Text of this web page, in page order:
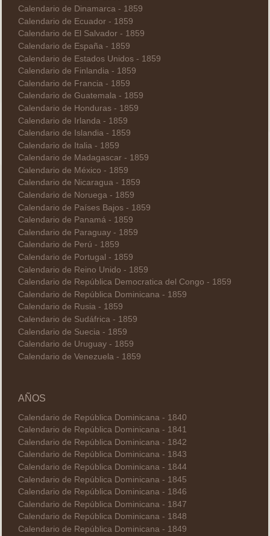
Calendario de Dinamarca - 1859
Calendario de Ecuador - 1859
Calendario de El Salvador - 1859
Calendario de España - 1859
Calendario de Estados Unidos - 1859
Calendario de Finlandia - 1859
Calendario de Francia - 1859
Calendario de Guatemala - 1859
Calendario de Honduras - 1859
Calendario de Irlanda - 1859
Calendario de Islandia - 1859
Calendario de Italia - 1859
Calendario de Madagascar - 1859
Calendario de México - 1859
Calendario de Nicaragua - 1859
Calendario de Noruega - 1859
Calendario de Países Bajos - 1859
Calendario de Panamá - 1859
Calendario de Paraguay - 1859
Calendario de Perú - 1859
Calendario de Portugal - 1859
Calendario de Reino Unido - 1859
Calendario de República Democratica del Congo - 1859
Calendario de República Dominicana - 1859
Calendario de Rusia - 1859
Calendario de Sudáfrica - 1859
Calendario de Suecia - 1859
Calendario de Uruguay - 1859
Calendario de Venezuela - 1859
AÑOS
Calendario de República Dominicana - 1840
Calendario de República Dominicana - 1841
Calendario de República Dominicana - 1842
Calendario de República Dominicana - 1843
Calendario de República Dominicana - 1844
Calendario de República Dominicana - 1845
Calendario de República Dominicana - 1846
Calendario de República Dominicana - 1847
Calendario de República Dominicana - 1848
Calendario de República Dominicana - 1849